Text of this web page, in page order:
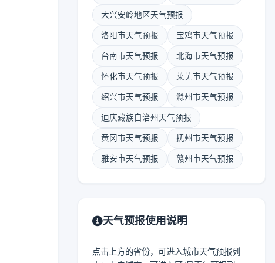
大兴安岭地区天气预报
洛阳市天气预报 宝鸡市天气预报
台南市天气预报 北海市天气预报
怀化市天气预报 莱芜市天气预报
绍兴市天气预报 滁州市天气预报
迪庆藏族自治州天气预报
黄冈市天气预报 抚州市天气预报
雅安市天气预报 赣州市天气预报
天气预报使用说明
点击上方的省份，可进入城市天气预报列